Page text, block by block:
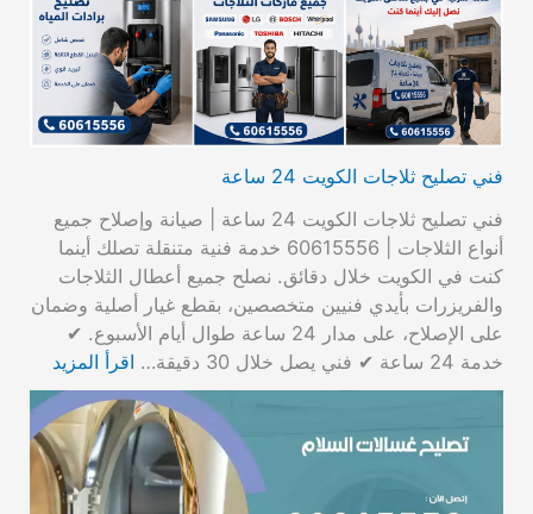
فني تصليح ثلاجات الكويت 24 ساعة
فني تصليح ثلاجات الكويت 24 ساعة | صيانة وإصلاح جميع
أنواع الثلاجات | 60615556 خدمة فنية متنقلة تصلك أينما
كنت في الكويت خلال دقائق. نصلح جميع أعطال الثلاجات
والفريزرات بأيدي فنيين متخصصين، بقطع غيار أصلية وضمان
على الإصلاح، على مدار 24 ساعة طوال أيام الأسبوع. ✔
خدمة 24 ساعة ✔ فني يصل خلال 30 دقيقة…
اقرأ المزيد